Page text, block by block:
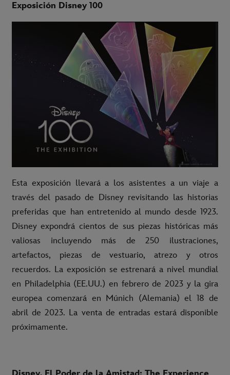
Exposición Disney 100
Esta exposición llevará a los asistentes a un viaje a
través del pasado de Disney revisitando las historias
preferidas que han entretenido al mundo desde 1923.
Disney expondrá cientos de sus piezas históricas más
valiosas incluyendo más de 250 ilustraciones,
artefactos, piezas de vestuario, atrezo y otros
recuerdos. La exposición se estrenará a nivel mundial
en Philadelphia (EE.UU.) en febrero de 2023 y la gira
europea comenzará en Múnich (Alemania) el 18 de
abril de 2023. La venta de entradas estará disponible
próximamente.